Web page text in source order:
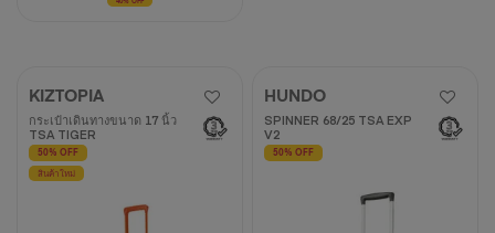
40% OFF
KIZTOPIA
กระเป๋าเดินทางขนาด 17 นิ้ว
TSA TIGER
50% OFF
สินค้าใหม่
HUNDO
SPINNER 68/25 TSA EXP
V2
50% OFF